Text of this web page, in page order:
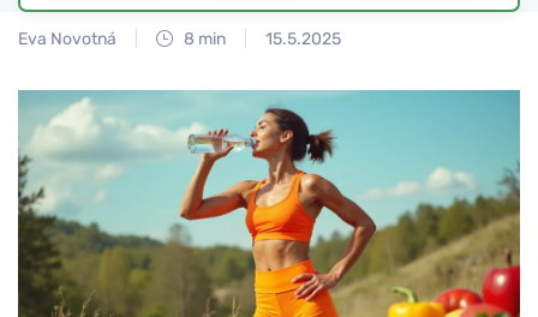
Eva Novotná 8 min 15.5.2025